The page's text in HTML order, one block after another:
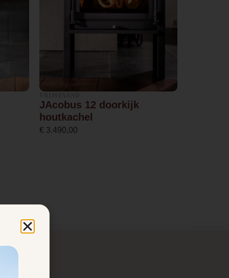
JAcobus 12 doorkijk
houtkachel
€ 3.490,00